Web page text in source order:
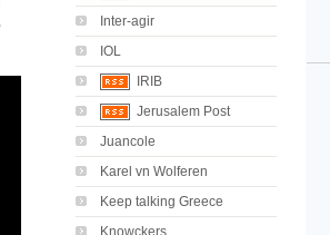
Inter-agir
IOL
IRIB
Jerusalem Post
Juancole
Karel vn Wolferen
Keep talking Greece
Knowckers